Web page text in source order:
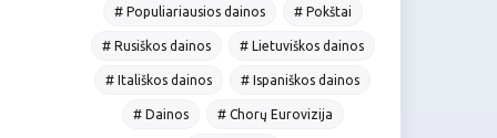
# Populiariausios dainos # Pokštai
# Rusiškos dainos # Lietuviškos dainos
# Itališkos dainos # Ispaniškos dainos
# Dainos # Chorų Eurovizija